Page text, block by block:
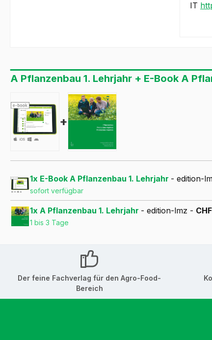
IT
A Pflanzenbau 1. Lehrjahr + E-Book A
+
1x E-Book A Pflanzenbau 1. Lehrjahr - edition-
sofort verfügbar
1x A Pflanzenbau 1. Lehrjahr - edition-lmz -
1 bis 3 Tage
Der feine Fachverlag für den Agro-Food-
Bereich